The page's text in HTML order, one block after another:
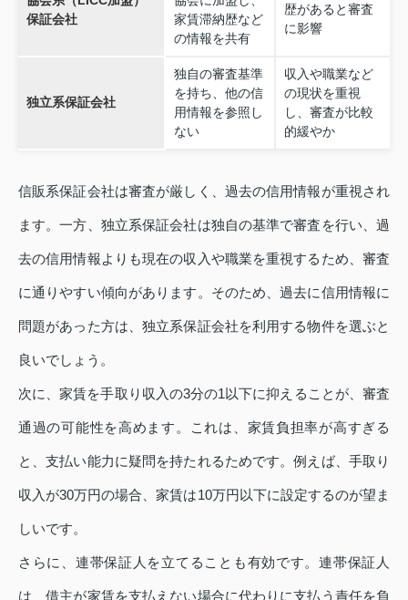
保証会社
家賃滞納歴など
の情報を共有
歴があると審査
に影響
独立系保証会社
独自の審査基準
を持ち、他の信
用情報を参照し
ない
収入や職業など
の現状を重視
し、審査が比較
的緩やか
信販系保証会社は審査が厳しく、過去の信用情報が重視され
ます。一方、独立系保証会社は独自の基準で審査を行い、過
去の信用情報よりも現在の収入や職業を重視するため、審査
に通りやすい傾向があります。そのため、過去に信用情報に
問題があった方は、独立系保証会社を利用する物件を選ぶと
良いでしょう。
次に、家賃を手取り収入の3分の1以下に抑えることが、審査
通過の可能性を高めます。これは、家賃負担率が高すぎる
と、支払い能力に疑問を持たれるためです。例えば、手取り
収入が30万円の場合、家賃は10万円以下に設定するのが望ま
しいです。
さらに、連帯保証人を立てることも有効です。連帯保証人
は、借主が家賃を支払えない場合に代わりに支払う責任を負